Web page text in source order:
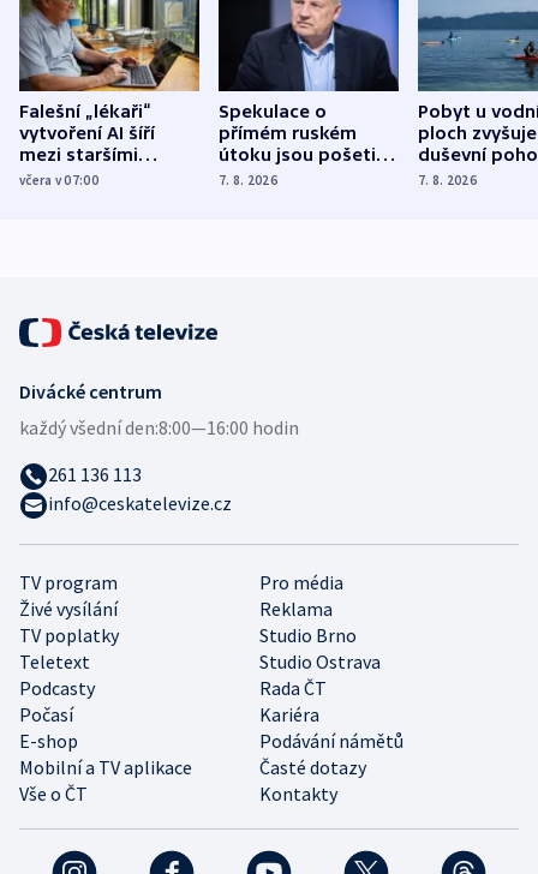
Falešní „lékaři“
vytvoření AI šíří
mezi staršími
Poláky nebezpečné
včera v 07:00
Spekulace o
přímém ruském
útoku jsou pošetilé,
míní estonský
7. 8. 2026
Pobyt u
ploch zvyšuje
duševní
ukázala
7. 8. 2026
TV program
Pro média
Živé vysílání
Reklama
TV poplatky
Studio Brno
Teletext
Studio Ostrava
Podcasty
Rada ČT
Počasí
Kariéra
E-shop
Podávání námětů
Mobilní a TV aplikace
Časté dotazy
Vše o ČT
Kontakty
Divácké centrum
každý všední den:8:00—16:00 hodin
261 136 113
info@ceskatelevize.cz